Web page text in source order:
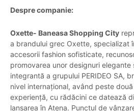
Despre companie:
Oxette- Baneasa Shopping City
a brandului grec Oxette, specializat
accesorii fashion sofisticate,
promovarea unor designuri elegante
integrantă a grupului PERIDEO SA,
nivel internațional, având peste
experiență, cu rădăcini ce datează
lansarea în Atena. Punctul de